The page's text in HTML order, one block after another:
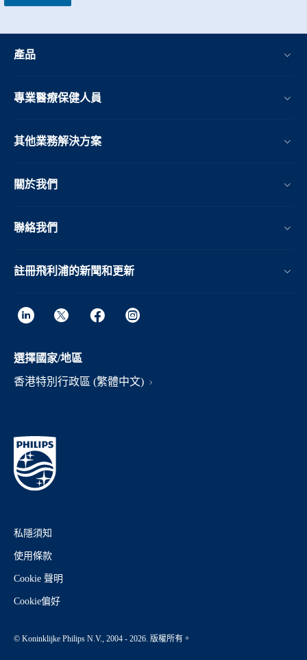
產品
專業醫療保健人員
其他業務解決方案​
關於我們
聯絡我們
註冊飛利浦的新聞和更新
選擇國家/地區
香港特別行政區 (繁體中文)
私隱須知
使用條款
Cookie 聲明
Cookie偏好
© Koninklijke Philips N.V., 2004 - 2026. 版權所有。